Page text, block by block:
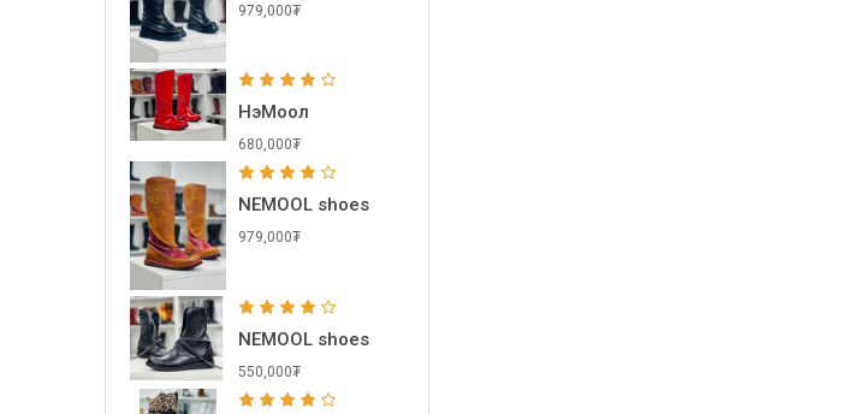
979,000₮
НэМоол
680,000₮
NEMOOL shoes
979,000₮
NEMOOL shoes
550,000₮